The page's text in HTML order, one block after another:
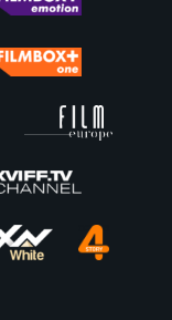
Linka B
%
2013 | Česká republika | Thriller, Drama